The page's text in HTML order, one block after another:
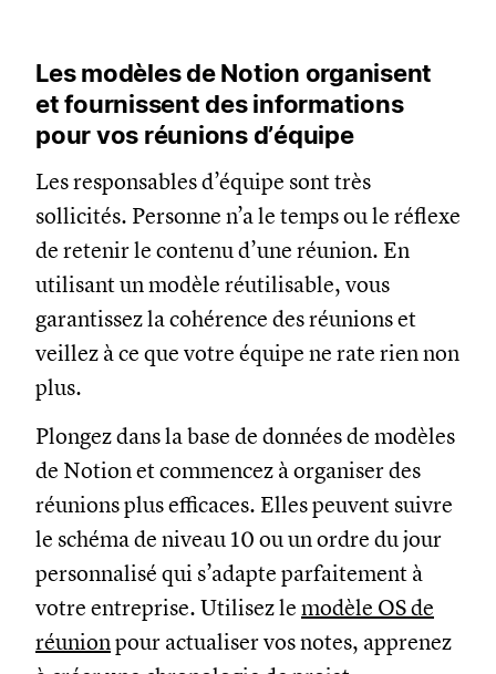
Les modèles de Notion organisent
et fournissent des informations
pour vos réunions d’équipe
Les responsables d’équipe sont très
sollicités. Personne n’a le temps ou le réflexe
de retenir le contenu d’une réunion. En
utilisant un modèle réutilisable, vous
garantissez la cohérence des réunions et
veillez à ce que votre équipe ne rate rien non
plus.
Plongez dans la base de données de modèles
de Notion et commencez à organiser des
réunions plus efficaces. Elles peuvent suivre
le schéma de niveau 10 ou un ordre du jour
personnalisé qui s’adapte parfaitement à
votre entreprise. Utilisez le modèle OS de
réunionpour actualiser vos notes, apprenez